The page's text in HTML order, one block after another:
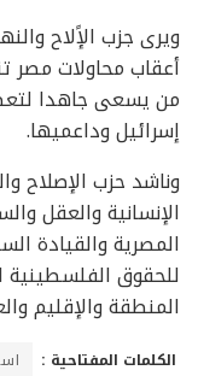
ويرى جزب الإًلاح
أعقاب محاولات مصر
من يسعى جاهدا
إسرائيل وداعميها.
وناشد حزب الإصلاح
الإنسانية والعقل
المصرية والقيادة
للحقوق الفلسطينية
المنطقة والإقليم
الكلمات المفتاحية :